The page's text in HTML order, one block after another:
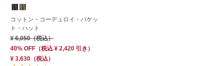
コットン・コーデュロイ・バケッ
ト・ハット
¥ 6,050（税込）
40% OFF（税込 ¥ 2,420引き）
¥ 3,630（税込）